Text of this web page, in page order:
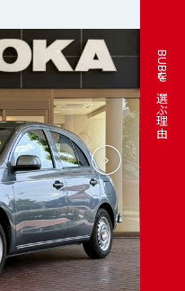
BUBUを選ぶ理由